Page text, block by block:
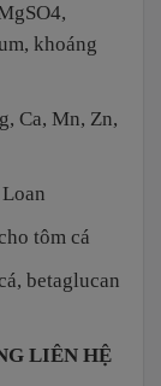
khoáng
Ca, Mn, Zn,
tôm cá
betaglucan
LIÊN HỆ